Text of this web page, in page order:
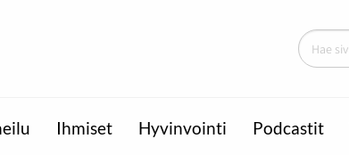
Ihmiset Hyvinvointi Podcastit